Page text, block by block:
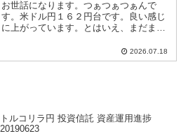
お世話になります。つぁつぁつぁんで
す。米ドル円１６２円台です。良い感じ
に上がっています。とはいえ、まだまだ
す。米ドル円ショートエントリー手法と
今後のつぁつぁつぁん戦略は【米ドル
2026.07.18
トルコリラ円 投資信託 資産運用進捗
20190623